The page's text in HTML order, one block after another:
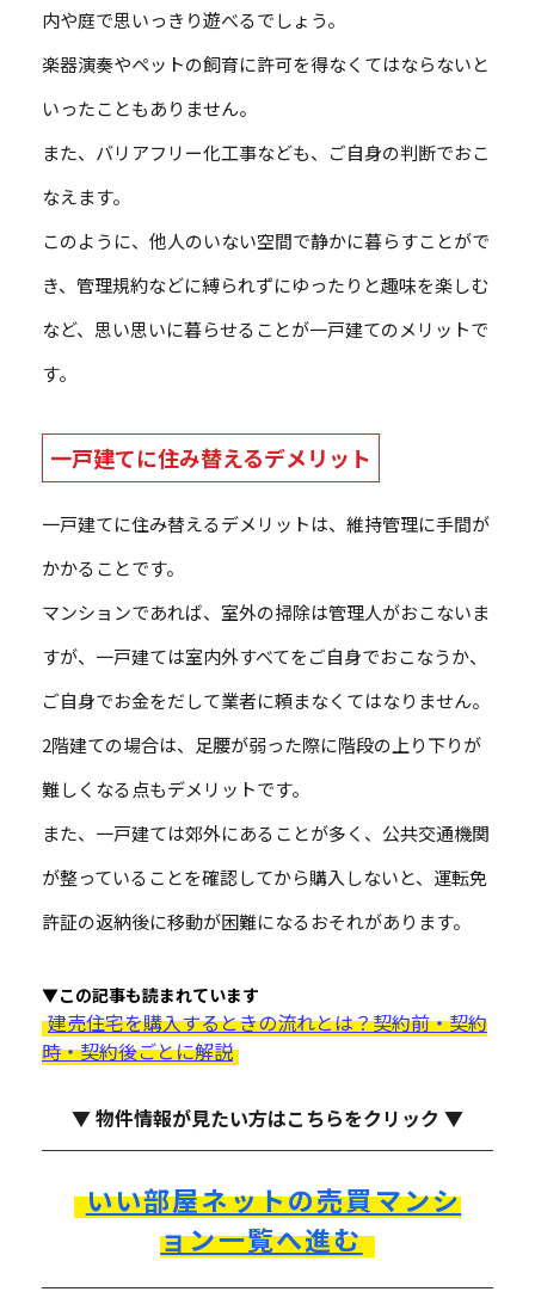
内や庭で思いっきり遊べるでしょう。
楽器演奏やペットの飼育に許可を得なくてはならないと
いったこともありません。
また、バリアフリー化工事なども、ご自身の判断でおこ
なえます。
このように、他人のいない空間で静かに暮らすことがで
き、管理規約などに縛られずにゆったりと趣味を楽しむ
など、思い思いに暮らせることが一戸建てのメリットで
す。
一戸建てに住み替えるデメリット
一戸建てに住み替えるデメリットは、維持管理に手間が
かかることです。
マンションであれば、室外の掃除は管理人がおこないま
すが、一戸建ては室内外すべてをご自身でおこなうか、
ご自身でお金をだして業者に頼まなくてはなりません。
2階建ての場合は、足腰が弱った際に階段の上り下りが
難しくなる点もデメリットです。
また、一戸建ては郊外にあることが多く、公共交通機関
が整っていることを確認してから購入しないと、運転免
許証の返納後に移動が困難になるおそれがあります。
▼この記事も読まれています
建売住宅を購入するときの流れとは？契約前・契約
時・契約後ごとに解説
▼ 物件情報が見たい方はこちらをクリック ▼
いい部屋ネットの売買マンシ
ョン一覧へ進む